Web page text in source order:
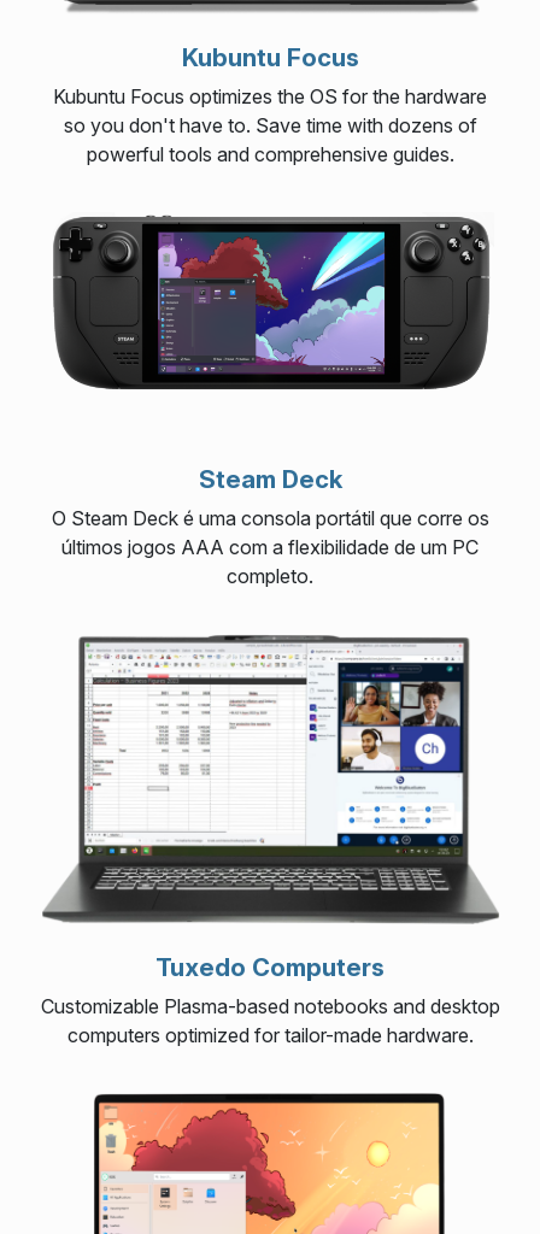
Kubuntu Focus
Kubuntu Focus optimizes the OS for the hardware
so you don't have to. Save time with dozens of
powerful tools and comprehensive guides.
Steam Deck
O Steam Deck é uma consola portátil que corre os
últimos jogos AAA com a flexibilidade de um PC
completo.
Tuxedo Computers
Customizable Plasma-based notebooks and desktop
computers optimized for tailor-made hardware.